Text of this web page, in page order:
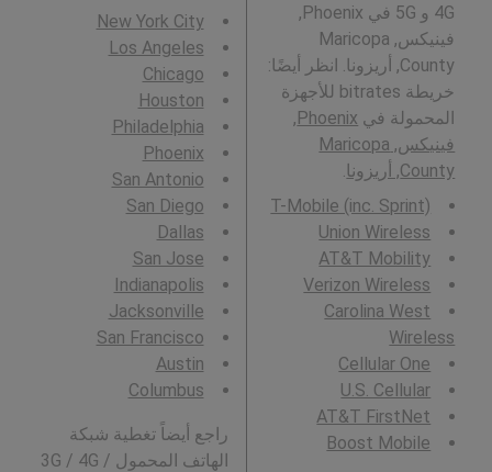
4G و 5G في Phoenix,
فينيكس, Maricopa
County, أريزونا. انظر أيضًا:
خريطة bitrates للأجهزة
المحمولة في
Phoenix,
فينيكس, Maricopa
County, أريزونا
T-Mobile (inc. Sprint)
Union Wireless
AT&T Mobility
Verizon Wireless
Carolina West
Wireless
Cellular One
U.S. Cellular
AT&T FirstNet
Boost Mobile
New York City
Los Angeles
Chicago
Houston
Philadelphia
Phoenix
San Antonio
San Diego
Dallas
San Jose
Indianapolis
Jacksonville
San Francisco
Austin
Columbus
راجع أيضاً تغطية شبكة
الهاتف المحمول 3G / 4G /